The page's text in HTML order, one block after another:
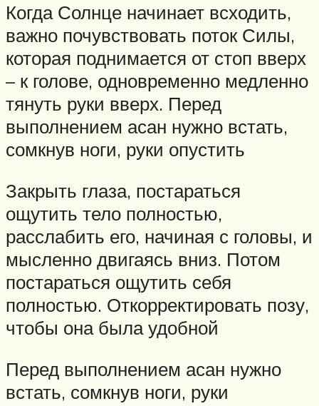
Когда Солнце начинает всходить,
важно почувствовать поток Силы,
которая поднимается от стоп вверх
– к голове, одновременно медленно
тянуть руки вверх. Перед
выполнением асан нужно встать,
сомкнув ноги, руки опустить
Закрыть глаза, постараться
ощутить тело полностью,
расслабить его, начиная с головы, и
мысленно двигаясь вниз. Потом
постараться ощутить себя
полностью. Откорректировать позу,
чтобы она была удобной
Перед выполнением асан нужно
встать, сомкнув ноги, руки